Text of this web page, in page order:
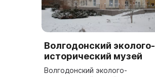
Волгодонский эколого-
исторический музей
Волгодонский эколого-